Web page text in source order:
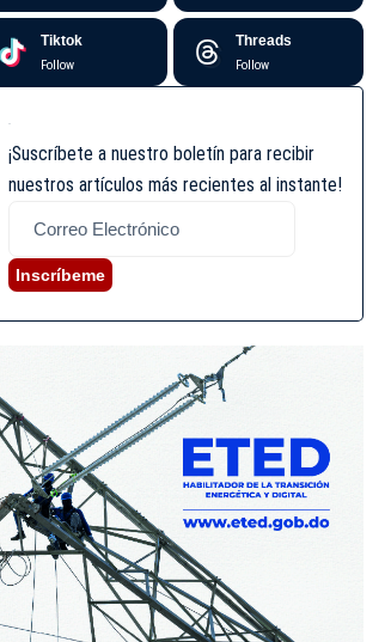
Tiktok
Follow
Threads
Follow
¡Suscríbete a nuestro boletín para recibir
nuestros artículos más recientes al instante!
Inscríbeme